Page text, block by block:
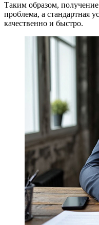
Таким образом,
проблема, а стандартная
качественно и быстро.